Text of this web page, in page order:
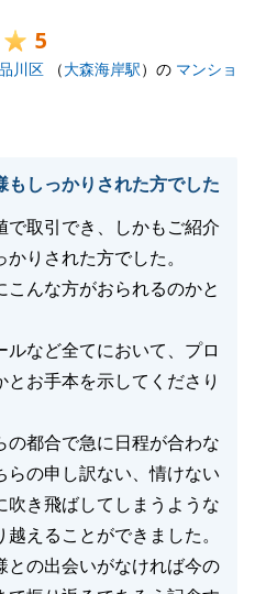
非楽しんでくださいませ。
したらお気軽にお申し付
る
5
川区 （大森海岸駅）の マンショ
もしっかりされた方でした
で取引でき、しかもご紹介
りされた方でした。
んな方がおられるのかと
ルなど全てにおいて、プロ
お手本を示してくださり
の都合で急に日程が合わな
らの申し訳ない、情けない
吹き飛ばしてしまうような
えることができました。
との出会いがなければ今の